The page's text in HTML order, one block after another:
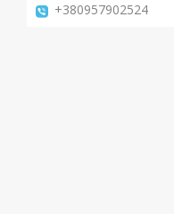
+380957902524